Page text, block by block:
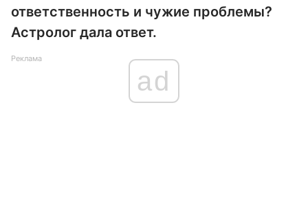
ответственность и чужие проблемы?
Астролог дала ответ.
Реклама
ad